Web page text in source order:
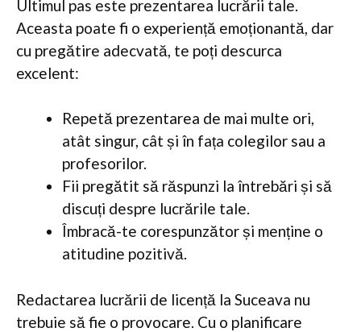
Ultimul pas este prezentarea lucrării tale.
Aceasta poate fi o experiență emoționantă, dar
cu pregătire adecvată, te poți descurca
excelent:
Repetă prezentarea de mai multe ori,
atât singur, cât și în fața colegilor sau a
profesorilor.
Fii pregătit să răspunzi la întrebări și să
discuți despre lucrările tale.
Îmbracă-te corespunzător și menține o
atitudine pozitivă.
Redactarea lucrării de licență la Suceava nu
trebuie să fie o provocare. Cu o planificare